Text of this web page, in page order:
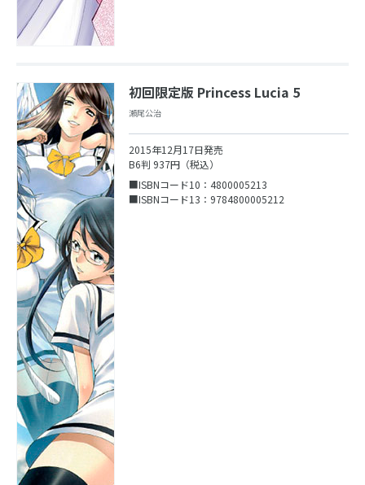
初回限定版 Princess Lucia 5
瀬尾公治
2015年12月17日発売
B6判 937円（税込）
■ISBNコード10：4800005213
■ISBNコード13：9784800005212